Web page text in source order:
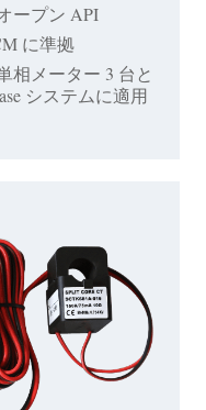
ープン API
に準拠
相メーター 3 台と
システムに適用